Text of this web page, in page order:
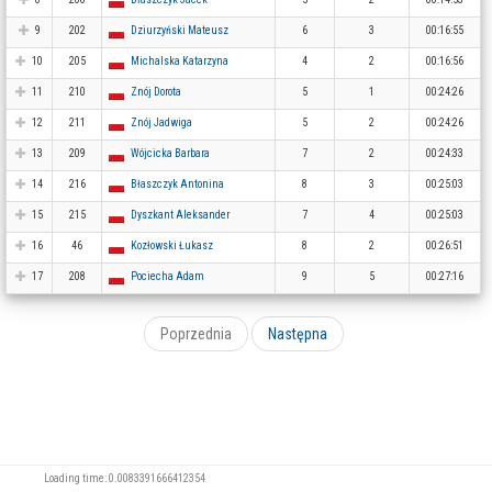
9 202 Dziurzyński Mateusz 6 3 00:16:55
10 205 Michalska Katarzyna 4 2 00:16:56
11 210 Znój Dorota 5 1 00:24:26
12 211 Znój Jadwiga 5 2 00:24:26
13 209 Wójcicka Barbara 7 2 00:24:33
14 216 Błaszczyk Antonina 8 3 00:25:03
15 215 Dyszkant Aleksander 7 4 00:25:03
16 46 Kozłowski Łukasz 8 2 00:26:51
17 208 Pociecha Adam 9 5 00:27:16
Poprzednia Następna
Loading time: 0.0083391666412354